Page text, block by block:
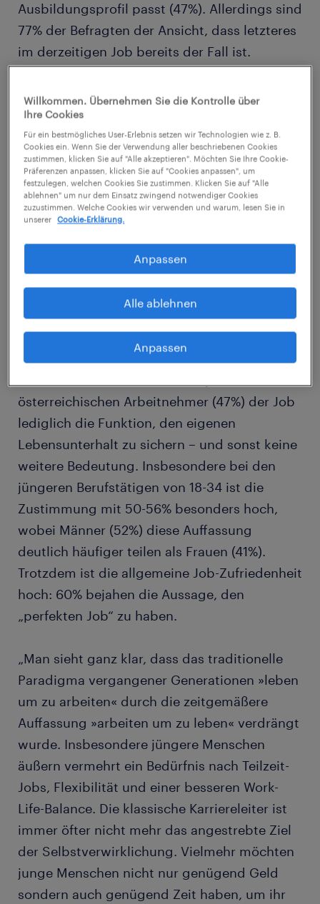
Ausbildungsprofil passt (47%). Allerdings sind
77% der Befragten der Ansicht, dass letzteres
im derzeitigen Job bereits der Fall ist.
Dabei liegt Österreich mit dem Anteil
„materialistisch veranlagter“
ArbeitnehmerInnen im internationalen
Vergleich noch auf den Schlussrängen und
unter dem weltweiten Durchschnitt von 75%.
Spitzenreiter ist hierbei Mexiko: 93% der
Befragten würden den Job für eine höhere
Bezahlung wechseln. In Indien sind hingegen
Karrierechancen (91%) und passendes
Ausbildungsprofil (88%) wichtiger.
Arbeiten um zu leben oder leben um zu
österreichischen Arbeitnehmer (47%) der Job
lediglich die Funktion, den eigenen
Lebensunterhalt zu sichern – und sonst keine
weitere Bedeutung. Insbesondere bei den
jüngeren Berufstätigen von 18-34 ist die
Zustimmung mit 50-56% besonders hoch,
wobei Männer (52%) diese Auffassung
deutlich häufiger teilen als Frauen (41%).
Trotzdem ist die allgemeine Job-Zufriedenheit
hoch: 60% bejahen die Aussage, den
„perfekten Job“ zu haben.
„Man sieht ganz klar, dass das traditionelle
Paradigma vergangener Generationen »leben
um zu arbeiten« durch die zeitgemäßere
Auffassung »arbeiten um zu leben« verdrängt
wurde. Insbesondere jüngere Menschen
äußern vermehrt ein Bedürfnis nach Teilzeit-
Jobs, Flexibilität und einer besseren Work-
Life-Balance. Die klassische Karriereleiter ist
immer öfter nicht mehr das angestrebte Ziel
der Selbstverwirklichung. Vielmehr möchten
junge Menschen nicht nur genügend Geld
sondern auch genügend Zeit haben, um ihr
Willkommen. Übernehmen Sie die Kontrolle über
Ihre Cookies
Für ein bestmögliches User-Erlebnis setzen wir Technologien wie z. B.
Cookies ein. Wenn Sie der Verwendung aller beschriebenen Cookies
zustimmen, klicken Sie auf "Alle akzeptieren". Möchten Sie Ihre Cookie-
Präferenzen anpassen, klicken Sie auf "Cookies anpassen", um
festzulegen, welchen Cookies Sie zustimmen. Klicken Sie auf "Alle
ablehnen" um nur dem Einsatz zwingend notwendiger Cookies
zuzustimmen. Welche Cookies wir verwenden und warum, lesen Sie in
unserer
Cookie-Erklärung.
Anpassen
Alle ablehnen
Anpassen